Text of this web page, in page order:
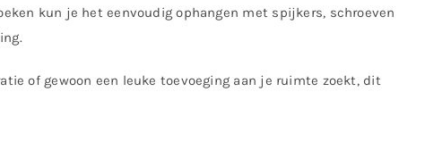
kun je het eenvoudig ophangen met spijkers, schroeven
of gewoon een leuke toevoeging aan je ruimte zoekt, dit